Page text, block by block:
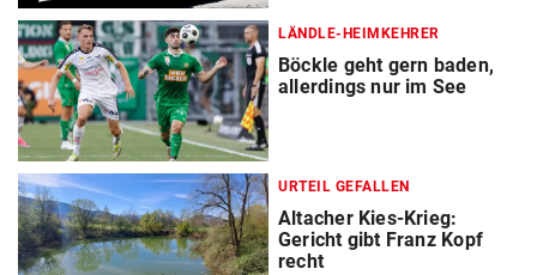
LÄNDLE-HEIMKEHRER
Böckle geht gern baden,
allerdings nur im See
URTEIL GEFALLEN
Altacher Kies-Krieg:
Gericht gibt Franz Kopf
recht